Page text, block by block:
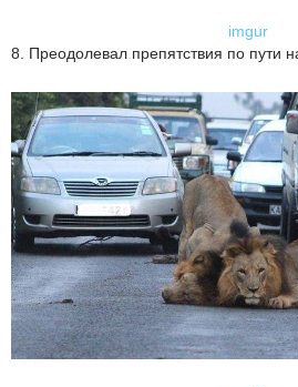
imgur
8. Преодолевал препятствия по пути